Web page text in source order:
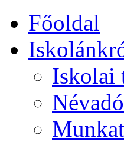
Főoldal
Iskolai